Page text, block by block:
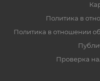
Политика в
Политика в отношении
Проверка